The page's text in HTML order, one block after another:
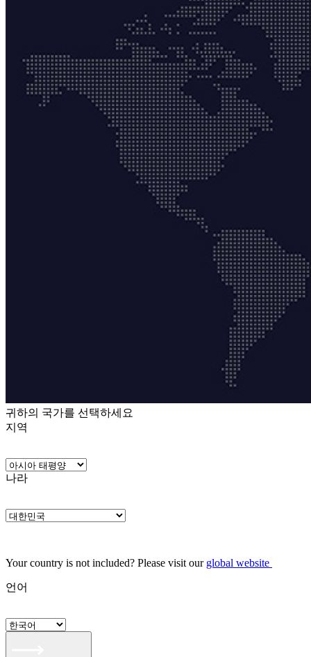
귀하의 국가를 선택하세요
지역
나라
Your country is not included? Please visit our global website
언어